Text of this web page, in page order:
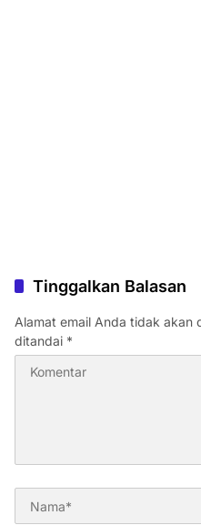
Tinggalkan Balasan
Alamat email Anda tidak akan
ditandai *